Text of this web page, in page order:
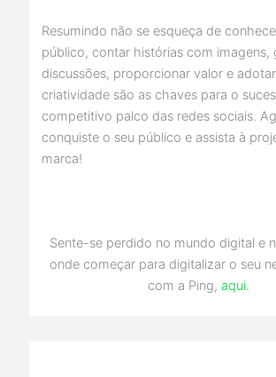
Resumindo não se esqueça de
público, contar histórias com imagens,
discussões, proporcionar valor e
criatividade são as chaves para o
competitivo palco das redes sociais.
conquiste o seu público e assista à
marca!
Sente-se perdido no mundo digital e
onde começar para digitalizar o seu
com a Ping, aqui.